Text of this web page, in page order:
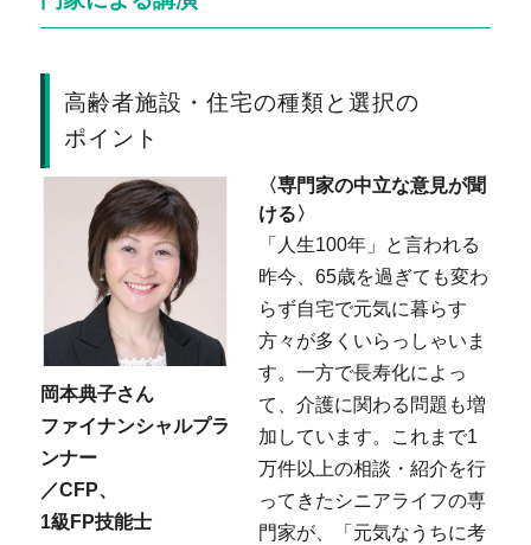
高齢者施設・住宅の種類と選択の
ポイント
岡本典子さん
ファイナンシャルプラ
ンナー
／CFP、
1級FP技能士
〈専門家の中立な意見が聞
ける〉
「人生100年」と言われる
昨今、65歳を過ぎても変わ
らず自宅で元気に暮らす
方々が多くいらっしゃいま
す。一方で長寿化によっ
て、介護に関わる問題も増
加しています。これまで1
万件以上の相談・紹介を行
ってきたシニアライフの専
門家が、「元気なうちに考